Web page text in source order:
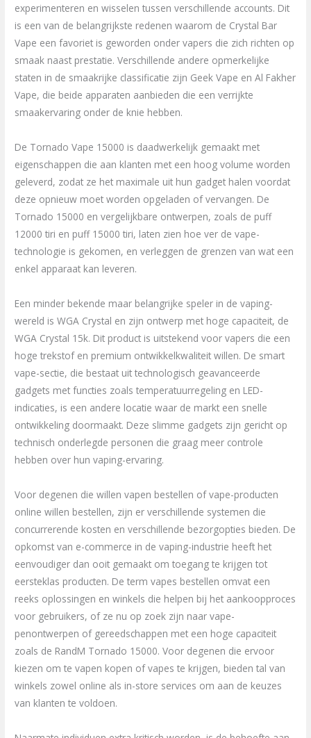
experimenteren en wisselen tussen verschillende accounts. Dit
is een van de belangrijkste redenen waarom de Crystal Bar
Vape een favoriet is geworden onder vapers die zich richten op
smaak naast prestatie. Verschillende andere opmerkelijke
staten in de smaakrijke classificatie zijn Geek Vape en Al Fakher
Vape, die beide apparaten aanbieden die een verrijkte
smaakervaring onder de knie hebben.
De Tornado Vape 15000 is daadwerkelijk gemaakt met
eigenschappen die aan klanten met een hoog volume worden
geleverd, zodat ze het maximale uit hun gadget halen voordat
deze opnieuw moet worden opgeladen of vervangen. De
Tornado 15000 en vergelijkbare ontwerpen, zoals de puff
12000 tiri en puff 15000 tiri, laten zien hoe ver de vape-
technologie is gekomen, en verleggen de grenzen van wat een
enkel apparaat kan leveren.
Een minder bekende maar belangrijke speler in de vaping-
wereld is WGA Crystal en zijn ontwerp met hoge capaciteit, de
WGA Crystal 15k. Dit product is uitstekend voor vapers die een
hoge trekstof en premium ontwikkelkwaliteit willen. De smart
vape-sectie, die bestaat uit technologisch geavanceerde
gadgets met functies zoals temperatuurregeling en LED-
indicaties, is een andere locatie waar de markt een snelle
ontwikkeling doormaakt. Deze slimme gadgets zijn gericht op
technisch onderlegde personen die graag meer controle
hebben over hun vaping-ervaring.
Voor degenen die willen vapen bestellen of vape-producten
online willen bestellen, zijn er verschillende systemen die
concurrerende kosten en verschillende bezorgopties bieden. De
opkomst van e-commerce in de vaping-industrie heeft het
eenvoudiger dan ooit gemaakt om toegang te krijgen tot
eersteklas producten. De term vapes bestellen omvat een
reeks oplossingen en winkels die helpen bij het aankoopproces
voor gebruikers, of ze nu op zoek zijn naar vape-
penontwerpen of gereedschappen met een hoge capaciteit
zoals de RandM Tornado 15000. Voor degenen die ervoor
kiezen om te vapen kopen of vapes te krijgen, bieden tal van
winkels zowel online als in-store services om aan de keuzes
van klanten te voldoen.